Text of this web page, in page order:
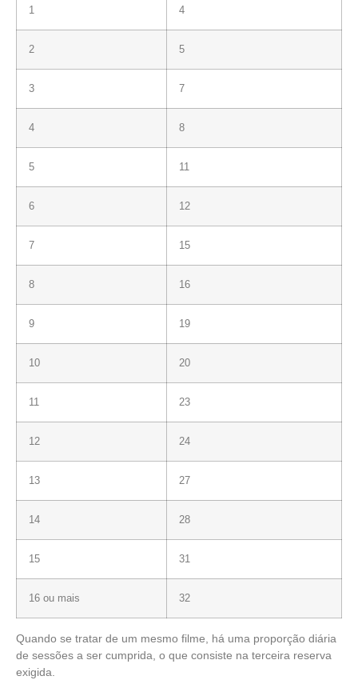
1 4
2 5
3 7
4 8
5 11
6 12
7 15
8 16
9 19
10 20
11 23
12 24
13 27
14 28
15 31
16 ou mais 32
Quando se tratar de um mesmo filme, há uma proporção diária
de sessões a ser cumprida, o que consiste na terceira reserva
exigida.